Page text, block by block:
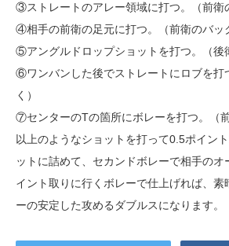
③ストレートのアレー領域に打つ。（前衛
④相手の前衛の足元に打つ。（前衛のバッ
⑤アングルドロップショットを打つ。（後
⑥ワンバンした後でストレートにロブを打
く）
⑦センターのTの箇所にボレーを打つ。（
以上のようなショットを打って0.5ポイン
ットに詰めて、セカンドボレーで相手のオ
イント取りに行くボレーで仕上げれば、素
ーの安定した攻めるダブルスになります。